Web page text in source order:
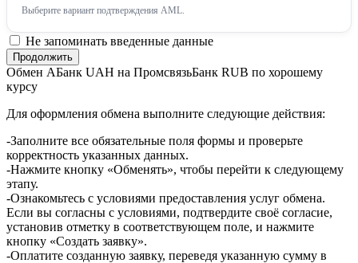
Выберите вариант подтверждения AML.
Не запоминать введенные данные
Обмен AБанк UAH на ПромсвязьБанк RUB по хорошему
курсу
Для оформления обмена выполните следующие действия:
-Заполните все обязательные поля формы и проверьте
корректность указанных данных.
-Нажмите кнопку «Обменять», чтобы перейти к следующему
этапу.
-Ознакомьтесь с условиями предоставления услуг обмена.
Если вы согласны с условиями, подтвердите своё согласие,
установив отметку в соответствующем поле, и нажмите
кнопку «Создать заявку».
-Оплатите созданную заявку, переведя указанную сумму в